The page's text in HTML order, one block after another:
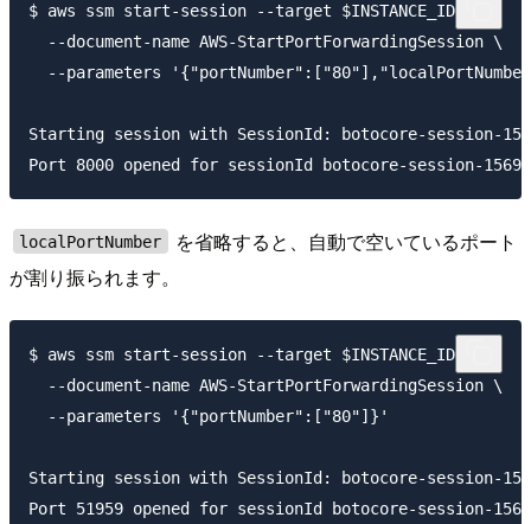
$ aws ssm start-session --target $INSTANCE_ID \
  --document-name AWS-StartPortForwardingSession \
--parameters
Starting session with SessionId: botocore-session-
localPortNumber
を省略すると、自動で空いているポート
が割り振られます。
$ aws ssm start-session --target $INSTANCE_ID \
  --document-name AWS-StartPortForwardingSession \
  --parameters '{"portNumber":["80"]}'
Starting session with SessionId: botocore-session-